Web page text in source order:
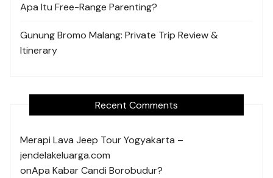
Apa Itu Free-Range Parenting?
Gunung Bromo Malang: Private Trip Review &
Itinerary
Recent Comments
Merapi Lava Jeep Tour Yogyakarta –
jendelakeluarga.com
onApa Kabar Candi Borobudur?